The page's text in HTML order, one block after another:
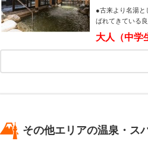
●古来より名湯と
ばれてきている
大人（中学
その他エリアの温泉・ス